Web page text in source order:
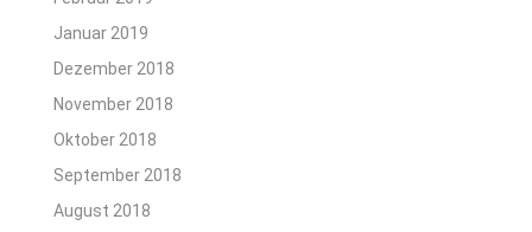
Januar 2019
Dezember 2018
November 2018
Oktober 2018
September 2018
August 2018